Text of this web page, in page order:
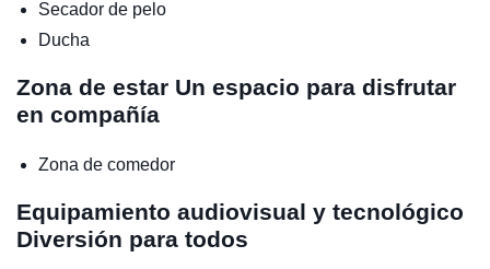
Secador de pelo
Ducha
Zona de estar Un espacio para disfrutar
en compañía
Zona de comedor
Equipamiento audiovisual y tecnológico
Diversión para todos